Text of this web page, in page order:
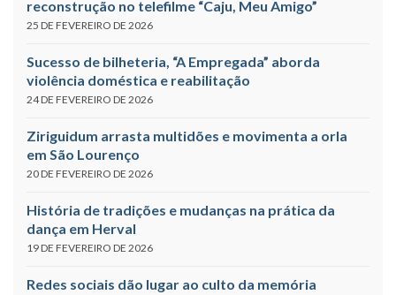
reconstrução no telefilme “Caju, Meu Amigo”
25 DE FEVEREIRO DE 2026
Sucesso de bilheteria, “A Empregada” aborda
violência doméstica e reabilitação
24 DE FEVEREIRO DE 2026
Ziriguidum arrasta multidões e movimenta a orla
em São Lourenço
20 DE FEVEREIRO DE 2026
História de tradições e mudanças na prática da
dança em Herval
19 DE FEVEREIRO DE 2026
Redes sociais dão lugar ao culto da memória